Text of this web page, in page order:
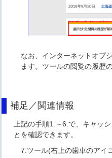
なお、インターネットオプ
ます。ツールの閲覧の履歴
補足／関連情報
上記の手順1.～6.で、キャッ
とを確認できます。
7.ツール(右上の歯車のアイ